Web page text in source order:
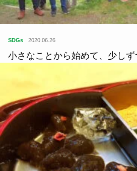
SDGs 2020.06.26
小さなことから始めて、少しず